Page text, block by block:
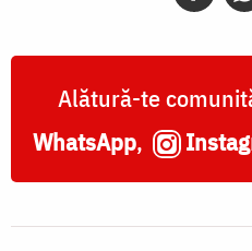
Alătură-te
WhatsApp,